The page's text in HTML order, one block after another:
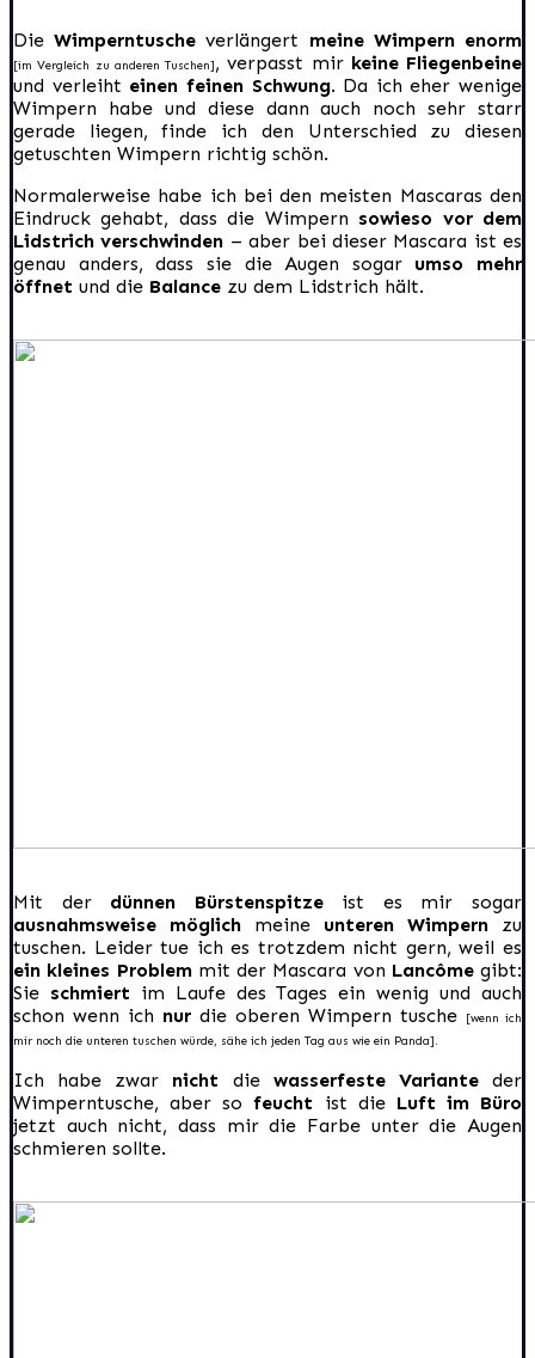
Die Wimperntusche verlängert meine Wimpern enorm
[im Vergleich zu anderen Tuschen], verpasst mir keine Fliegenbeine
und verleiht einen feinen Schwung. Da ich eher wenige
Wimpern habe und diese dann auch noch sehr starr
gerade liegen, finde ich den Unterschied zu diesen
getuschten Wimpern richtig schön.
Normalerweise habe ich bei den meisten Mascaras den
Eindruck gehabt, dass die Wimpern sowieso vor dem
Lidstrich verschwinden – aber bei dieser Mascara ist es
genau anders, dass sie die Augen sogar umso mehr
öffnet und die Balance zu dem Lidstrich hält.
Mit der dünnen Bürstenspitzeist es mir sogar
ausnahmsweise möglich meine unteren Wimpern zu
tuschen. Leider tue ich es trotzdem nicht gern, weil es
ein kleines Problemmit der Mascara von Lancômegibt:
Sie schmiert im Laufe des Tages ein wenig und auch
schon wenn ich nur die oberen Wimpern tusche
[wenn ich
mir noch die unteren tuschen würde, sähe ich jeden Tag aus wie ein Panda].
Ich habe zwar nicht diewasserfeste Varianteder
Wimperntusche, aber sofeucht ist dieLuft im Büro
jetzt auch nicht, dass mir die Farbe unter die Augen
schmieren sollte.